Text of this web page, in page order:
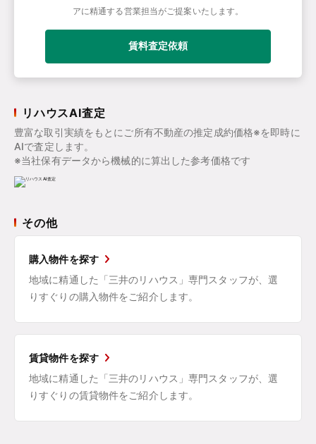
アに精通する営業担当がご提案いたします。
賃料査定依頼
リハウスAI査定
豊富な取引実績をもとにご所有不動産の推定成約価格※を即時に
AIで査定します。
※当社保有データから機械的に算出した参考価格です
その他
購入物件を探す
地域に精通した「三井のリハウス」専門スタッフが、選
りすぐりの購入物件をご紹介します。
賃貸物件を探す
地域に精通した「三井のリハウス」専門スタッフが、選
りすぐりの賃貸物件をご紹介します。